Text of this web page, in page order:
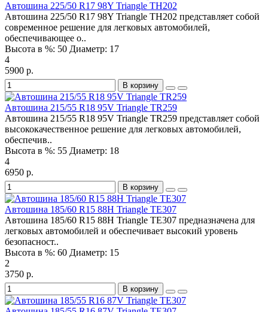
Автошина 225/50 R17 98Y Triangle TH202
Автошина 225/50 R17 98Y Triangle TH202 представляет собой
современное решение для легковых автомобилей,
обеспечивающее о..
Высота в %: 50 Диаметр: 17
4
5900 р.
В корзину
Автошина 215/55 R18 95V Triangle TR259
Автошина 215/55 R18 95V Triangle TR259 представляет собой
высококачественное решение для легковых автомобилей,
обеспечив..
Высота в %: 55 Диаметр: 18
4
6950 р.
В корзину
Автошина 185/60 R15 88H Triangle TE307
Автошина 185/60 R15 88H Triangle TE307 предназначена для
легковых автомобилей и обеспечивает высокий уровень
безопасност..
Высота в %: 60 Диаметр: 15
2
3750 р.
В корзину